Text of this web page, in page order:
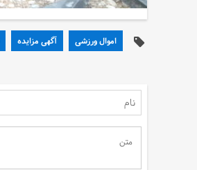
اموال ورزشی آگهی مزایده